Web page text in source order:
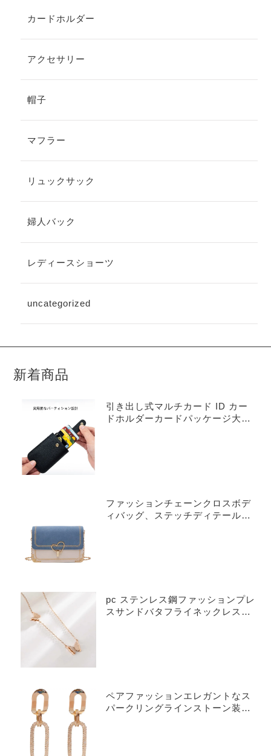
カードホルダー
アクセサリー
帽子
マフラー
リュックサック
婦人バック
レディースショーツ
uncategorized
新着商品
引き出し式マルチカード ID カー
ドホルダーカードパッケージ大容
ファッションチェーンクロスボデ
ィバッグ、ステッチディテールフ
pc ステンレス鋼ファッションプレ
スサンドバタフライネックレスラ
ペアファッションエレガントなス
パークリングラインストーン装飾